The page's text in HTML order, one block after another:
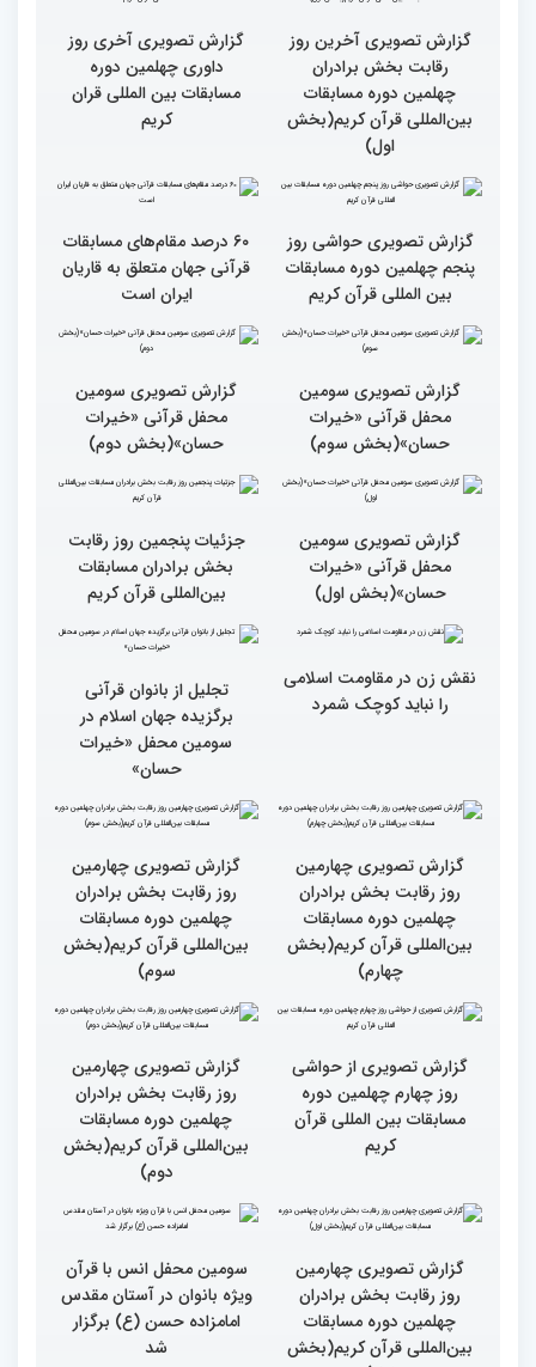
گزارش تصویری آخرین روز
رقابت بخش برادران
چهلمین دوره مسابقات
بین‌المللی قرآن کریم(بخش
اول)
گزارش تصویری آخری روز
مسابقات بین المللی قران
کریم
گزارش تصویری حواشی روز
پنجم چهلمین دوره مسابقات
بین المللی قرآن کریم
۶۰ درصد مقام‌های مسابقات
قرآنی جهان متعلق به قاریان
ایران است
گزارش تصویری سومین
محفل قرآنی «خیرات
حسان»(بخش سوم)
گزارش تصویری سومین
محفل قرآنی «خیرات
حسان»(بخش دوم)
گزارش تصویری سومین
جزئیات پنجمین روز رقابت
بخش برادران مسابقات
بین‌المللی قرآن کریم
نقش زن در مقاومت اسلامی
را نباید کوچک شمرد
تجلیل از بانوان قرآنی
برگزیده جهان اسلام در
سومین محفل «خیرات
حسان»
روز رقابت بخش برادران
چهلمین دوره مسابقات
بین‌المللی قرآن کریم(بخش
چهارم)
روز رقابت بخش برادران
چهلمین دوره مسابقات
بین‌المللی قرآن کریم(بخش
سوم)
روز چهارم چهلمین دوره
مسابقات بین المللی قرآن
کریم
روز رقابت بخش برادران
چهلمین دوره مسابقات
بین‌المللی قرآن کریم(بخش
دوم)